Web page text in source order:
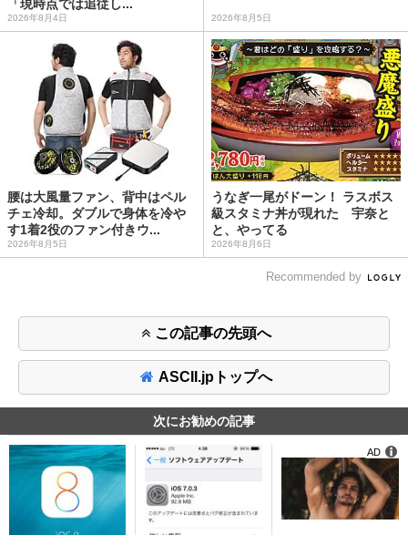
「現時点では追従し...
2026年8月4日 2026年8月5日
腰は大風量ファン、背中はペル
チェ冷却。ダブルで身体を冷や
す1着2役のファン付きウ...
2026年8月5日
うなぎ一尾がドーン！ ラスボス
級スタミナ丼が現れた 宇奈と
と、やってる
2026年8月6日
Recommended by
この記事の先頭へ
ASCII.jpトップへ
次にお勧めの記事
AD